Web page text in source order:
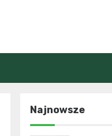
Najnowsze